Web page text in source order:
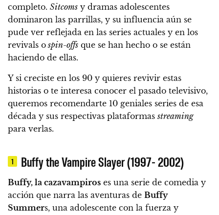
completo. Sitcoms y dramas adolescentes
dominaron las parrillas, y su influencia aún se
pude ver reflejada en las series actuales y en los
revivals ospin-offs que se han hecho o se están
haciendo de ellas.
Y si creciste en los 90 y quieres revivir estas
historias o te interesa conocer el pasado televisivo,
queremos recomendarte 10 geniales series de esa
década y sus respectivas plataformasstreaming
para verlas.
1 Buffy the Vampire Slayer (1997- 2002)
Buffy, la cazavampiros es una serie de comedia y
acción que narra las aventuras de Buffy
Summers, una adolescente con la fuerza y